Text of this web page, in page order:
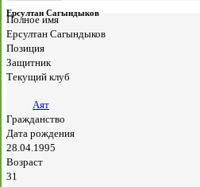
Ерсултан Сагындыков
Полное имя
Ерсултан Сагындыков
Позиция
Защитник
Текущий клуб
Аят
Гражданство
Дата рождения
28.04.1995
Возраст
31